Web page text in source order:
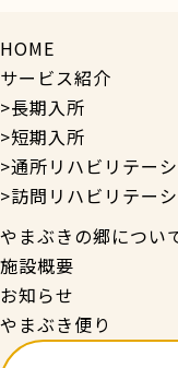
HOME
サービス紹介
>長期入所
>短期入所
>通所リハビリテー
>訪問リハビリテー
やまぶきの郷につい
施設概要
お知らせ
やまぶき便り